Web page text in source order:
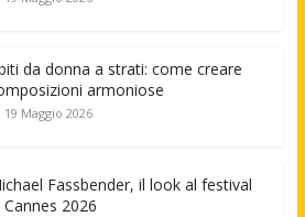
da donna a strati: come creare
armoniose
19 Maggio 2026
Fassbender, il look al festival
Cannes 2026